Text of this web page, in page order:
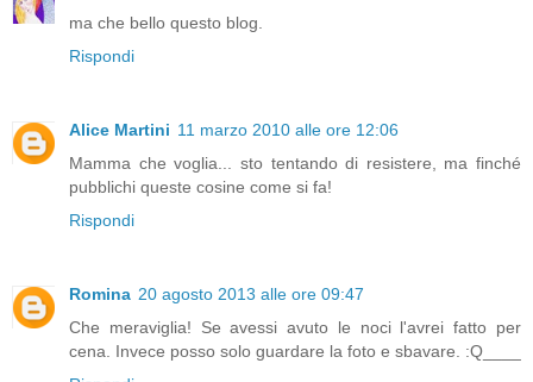
ma che bello questo blog.
Rispondi
Alice Martini 11 marzo 2010 alle ore 12:06
Mamma che voglia... sto tentando di resistere, ma finché
pubblichi queste cosine come si fa!
Rispondi
Romina 20 agosto 2013 alle ore 09:47
Che meraviglia! Se avessi avuto le noci l'avrei fatto per
cena. Invece posso solo guardare la foto e sbavare. :Q____